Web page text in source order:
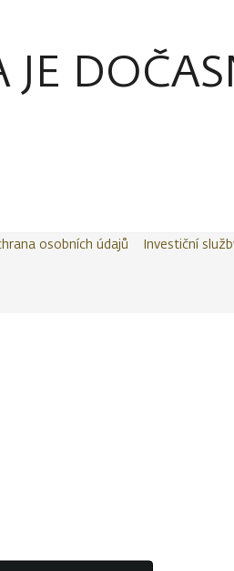
JE
osobních údajů Investiční